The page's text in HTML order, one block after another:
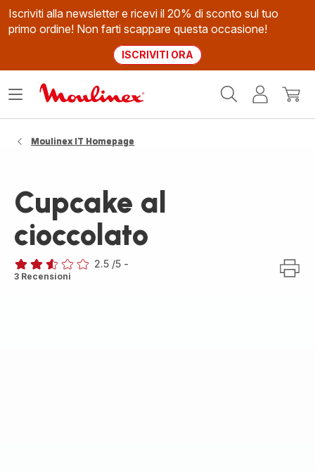
Iscriviti alla newsletter e ricevi il 20% di sconto sul tuo
primo ordine! Non farti scappare questa occasione!
ISCRIVITI ORA
Il
Apri
Moulinex IT Homepage
Cupcake al
cioccolato
ratings.2.5
2.5 /5 -
3 Recensioni